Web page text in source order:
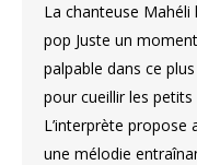
La chanteuse Mahéli
pop Juste un
palpable dans ce
pour cueillir les
L’interprète propose
une mélodie